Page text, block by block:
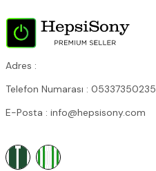
Adres :
Telefon Numarası : 05337350235
E-Posta : info@hepsisony.com